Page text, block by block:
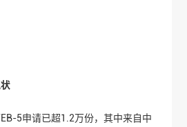
5申请已超1.2万份，其中来自中